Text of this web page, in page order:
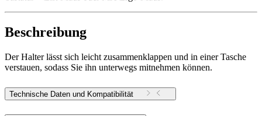
Beschreibung
Der Halter lässt sich leicht zusammenklappen und in einer Tasche
verstauen, sodass Sie ihn unterwegs mitnehmen können.
Technische Daten und Kompatibilität